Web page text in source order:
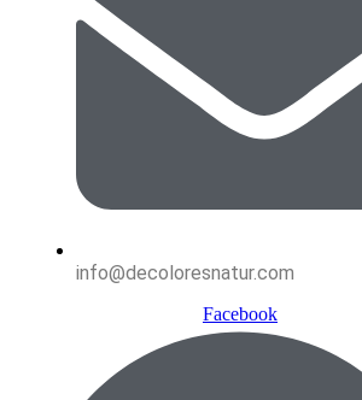
info@decoloresnatur.com
Facebook